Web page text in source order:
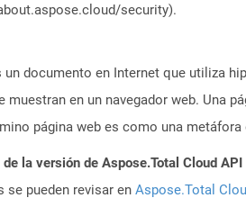
security).
un documento en Internet que utiliza
muestran en un navegador web. Una
página web es como una metáfora
la versión de Aspose.Total Cloud API
se pueden revisar en Aspose.Total